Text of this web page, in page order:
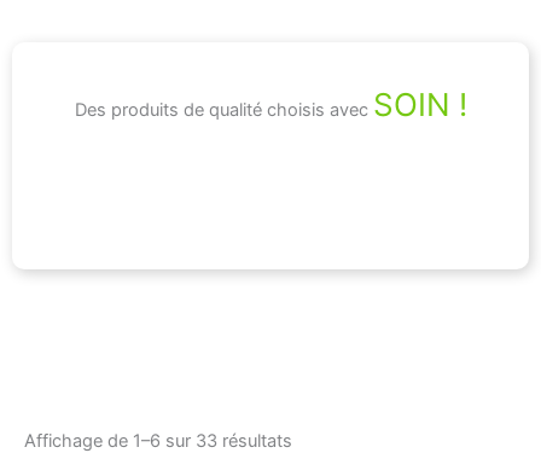
Des produits de qualité choisis avec SOIN !
Affichage de 1–6 sur 33 résultats